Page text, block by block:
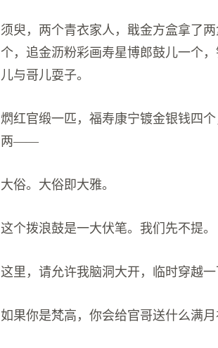
须臾，两个青衣家人，戢金方盒拿了
个，追金沥粉彩画寿星博郎鼓儿一个
儿与哥儿耍子。
熌红官缎一匹，福寿康宁镀金银钱四
两——
大俗。大俗即大雅。
这个拨浪鼓是一大伏笔。我们先不提。
这里，请允许我脑洞大开，临时穿越一
如果你是梵高，你会给官哥送什么满月